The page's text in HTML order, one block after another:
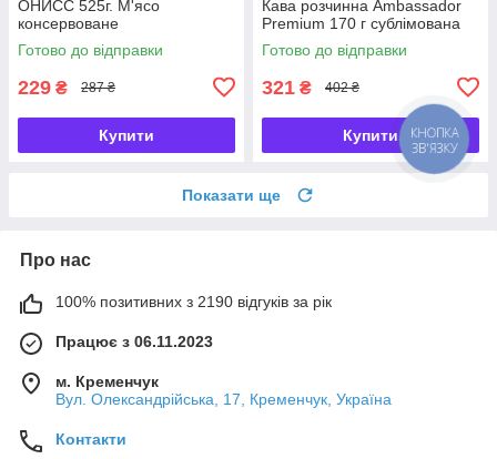
ОНИСС 525г. М'ясо
консервоване
Готово до відправки
229 ₴ 287 ₴
Купити
Кава розчинна Ambassador
Premium 170 г сублімована
Готово до відправки
321 ₴ 402 ₴
Купити
Показати ще
Про нас
100% позитивних з 2190 відгуків за рік
Працює з 06.11.2023
м. Кременчук
Вул. Олександрійська, 17, Кременчук, Україна
Контакти